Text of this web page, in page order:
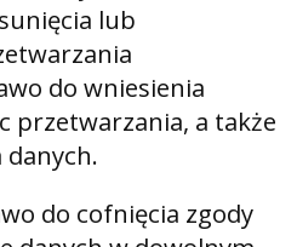
lub
do wniesienia
przetwarzania, a także
do cofnięcia zgody